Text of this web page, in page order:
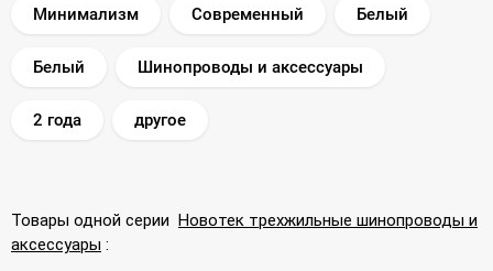
Минимализм Современный Белый
Белый Шинопроводы и аксессуары
2 года другое
Товары одной серии Новотек трехжильные шинопроводы и
аксессуары :